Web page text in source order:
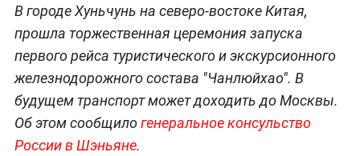
В городе Хуньчунь на северо-востоке Китая,
прошла торжественная церемония запуска
первого рейса туристического и экскурсионного
железнодорожного состава "Чанлюйхао". В
будущем транспорт может доходить до Москвы.
Об этом сообщилогенеральное консульство
России в Шэньяне.